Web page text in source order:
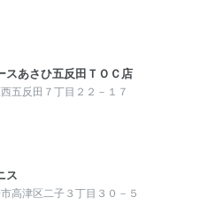
スあさひ五反田ＴＯＣ店
五反田７丁目２２－１７
ス
高津区二子３丁目３０－５